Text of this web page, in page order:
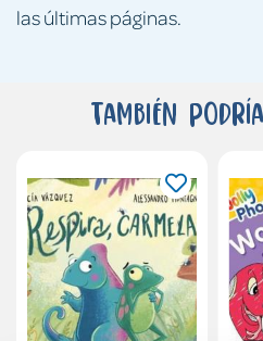
las últimas páginas.
También